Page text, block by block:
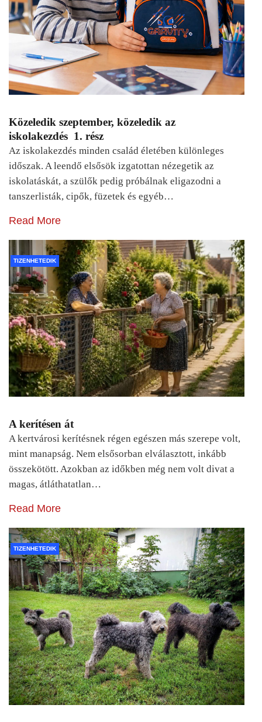
Közeledik szeptember, közeledik az
iskolakezdés 1. rész
Az iskolakezdés minden család életében különleges
időszak. A leendő elsősök izgatottan nézegetik az
iskolatáskát, a szülők pedig próbálnak eligazodni a
tanszerlisták, cipők, füzetek és egyéb…
Read More
TIZENHETEDIK
A kerítésen át
A kertvárosi kerítésnek régen egészen más szerepe volt,
mint manapság. Nem elsősorban elválasztott, inkább
összekötött. Azokban az időkben még nem volt divat a
magas, átláthatatlan…
Read More
TIZENHETEDIK